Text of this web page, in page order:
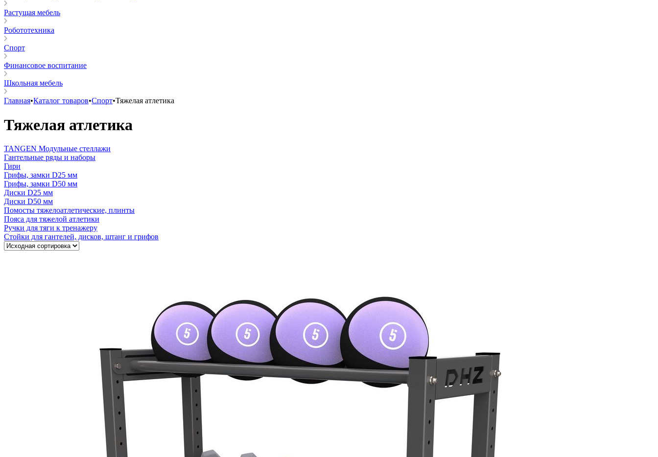
Растущая мебель
Робототехника
Спорт
Финансовое воспитание
Школьная мебель
Главная•Каталог товаров•Спорт•Тяжелая атлетика
Тяжелая атлетика
TANGEN Модульные стеллажи
Гантельные ряды и наборы
Гири
Грифы, замки D25 мм
Грифы, замки D50 мм
Диски D25 мм
Диски D50 мм
Помосты тяжелоатлетические, плинты
Пояса для тяжелой атлетики
Ручки для тяги к тренажеру
Стойки для гантелей, дисков, штанг и грифов